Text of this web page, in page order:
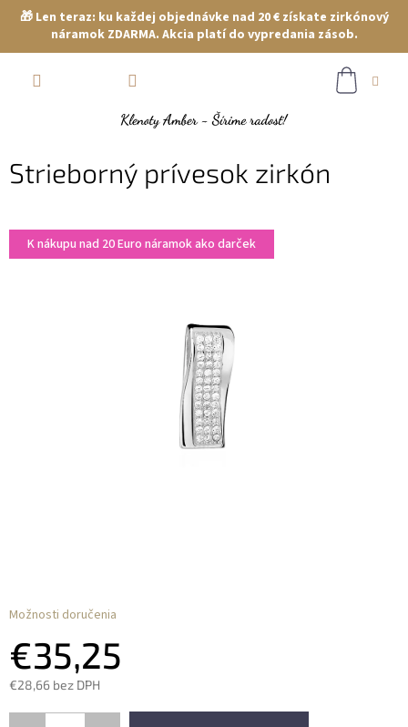
🎁 Len teraz: ku každej objednávke nad 20 € získate zirkónový
náramok ZDARMA. Akcia platí do vypredania zásob.
Strieborný prívesok zirkón
K nákupu nad 20 Euro náramok ako darček
€35,25
€28,66 bez DPH
Možnosti doručenia